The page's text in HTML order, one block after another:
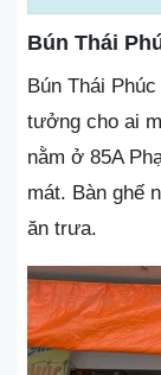
Bún Thái
Bún Thái
tưởng cho ai
nằm ở 85A
mát. Bàn ghế
ăn trưa.